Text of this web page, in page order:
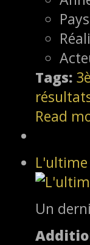
Pays
Tags:
Read
Un